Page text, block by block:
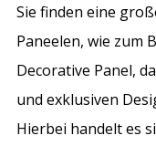
Sie finden eine
Paneelen, wie zum
Decorative Panel,
und exklusiven
Hierbei handelt es